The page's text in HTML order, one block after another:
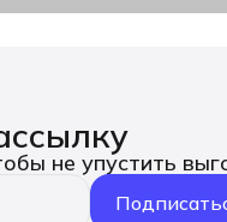
не упустить